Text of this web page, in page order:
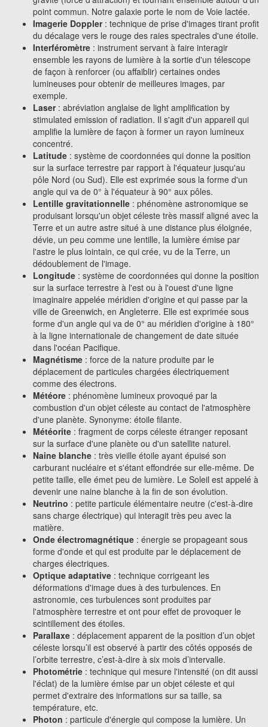
point commun. Notre galaxie porte le nom de Voie lactée.
Imagerie Doppler: technique de prise d'images tirant profit
du décalage vers le rouge des raies spectrales d'une étoile.
Interféromètre : instrument servant à faire interagir
ensemble les rayons de lumière à la sortie d'un télescope
de façon à renforcer (ou affaiblir) certaines ondes
lumineuses pour obtenir de meilleures images, par
exemple.
Laser: abréviation anglaise de light amplification by
stimulated emission of radiation. Il s'agit d'un appareil qui
amplifie la lumière de façon à former un rayon lumineux
concentré.
Latitude : système de coordonnées qui donne la position
sur la surface terrestre par rapport à l'équateur jusqu'au
pôle Nord (ou Sud). Elle est exprimée sous la forme d'un
angle qui va de 0° à l'équateur à 90° aux pôles.
Lentille gravitationnelle : phénomène astronomique se
produisant lorsqu'un objet céleste très massif aligné avec la
Terre et un autre astre situé à une distance plus éloignée,
dévie, un peu comme une lentille, la lumière émise par
l'astre le plus lointain, ce qui crée, vu de la Terre, un
dédoublement de l'image.
Longitude : système de coordonnées qui donne la position
sur la surface terrestre à l'est ou à l'ouest d'une ligne
imaginaire appelée méridien d'origine et qui passe par la
ville de Greenwich, en Angleterre. Elle est exprimée sous
forme d'un angle qui va de 0° au méridien d'origine à 180°
à la ligne internationale de changement de date située
dans l'océan Pacifique.
Magnétisme : force de la nature produite par le
déplacement de particules chargées électriquement
comme des électrons.
Météore : phénomène lumineux provoqué par la
combustion d'un objet céleste au contact de l'atmosphère
d'une planète. Synonyme: étoile filante.
Météorite : fragment de corps céleste étranger reposant
sur la surface d'une planète ou d'un satellite naturel.
Naine blanche : très vieille étoile ayant épuisé son
carburant nucléaire et s'étant effondrée sur elle-même. De
petite taille, elle émet peu de lumière. Le Soleil est appelé à
devenir une naine blanche à la fin de son évolution.
Neutrino : petite particule élémentaire neutre (c'est-à-dire
sans charge électrique) qui interagit très peu avec la
matière.
Onde électromagnétique : énergie se propageant sous
forme d'onde et qui est produite par le déplacement de
charges électriques.
Optique adaptative : technique corrigeant les
déformations d'image dues à des turbulences. En
astronomie, ces turbulences sont produites par
l'atmosphère terrestre et ont pour effet de provoquer le
scintillement des étoiles.
Parallaxe : déplacement apparent de la position d’un objet
céleste lorsqu’il est observé à partir des côtés opposés de
l’orbite terrestre, c’est-à-dire à six mois d’intervalle.
Photométrie : technique qui mesure l'intensité (on dit aussi
l'éclat) de la lumière émise par un objet céleste et qui
permet d'extraire des informations sur sa taille, sa
température, etc.
Photon : particule d'énergie qui compose la lumière. Un